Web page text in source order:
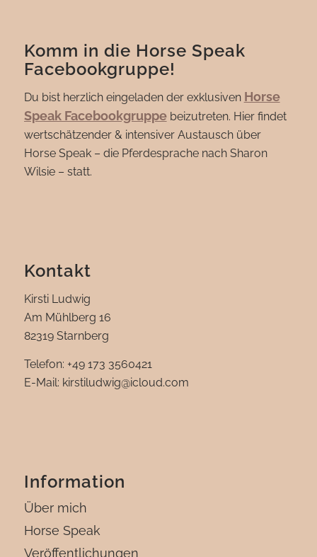
Komm in die Horse Speak
Facebookgruppe!
Du bist herzlich eingeladen der exklusiven Horse
Speak Facebookgruppebeizutreten. Hier findet
wertschätzender & intensiver Austausch über
Horse Speak – die Pferdesprache nach Sharon
Wilsie – statt.
Kontakt
Kirsti Ludwig
Am Mühlberg 16
82319 Starnberg
Telefon: +49 173 3560421
E-Mail: kirstiludwig@icloud.com‬
Information
Über mich
Horse Speak
Veröffentlichungen